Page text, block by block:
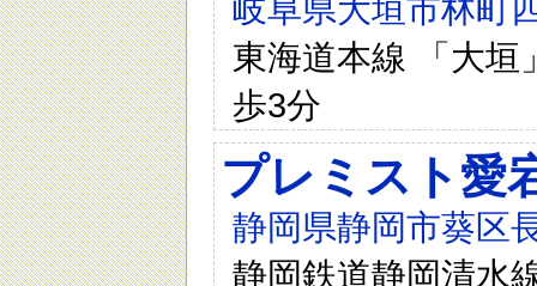
岐阜県大垣市林町
東海道本線 「大垣
歩3分
プレミスト愛
静岡県静岡市葵区
静岡鉄道静岡清水